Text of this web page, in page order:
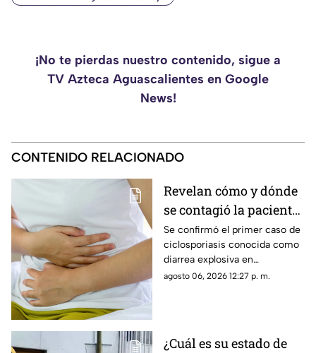
¡No te pierdas nuestro contenido, sigue a
TV Azteca Aguascalientes en Google
News!
CONTENIDO RELACIONADO
Revelan cómo y dónde
se contagió la paciente
de diarrea explosiva en
Aguascalientes
Se confirmó el primer caso de
ciclosporiasis conocida como
diarrea explosiva en
Aguascalientes; te contamos
agosto 06, 2026 12:27 p. m.
¿Cuál es su estado de